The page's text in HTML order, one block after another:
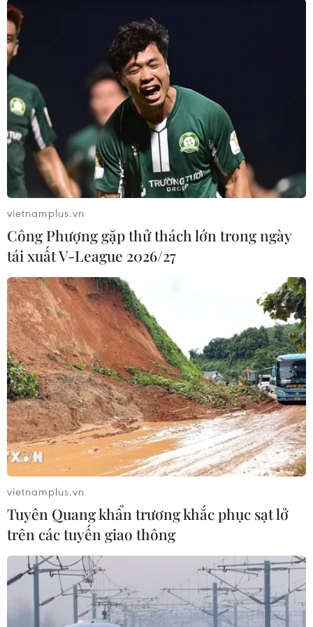
#thuế xuất khẩu dầu mỏ
#xuất khẩu dầu mỏ của Nga
#chiến dịch quân sự đặc biệt tại Ukraine
#giới hạn giá dầu của Nga
Nga
Theo dõi VietnamPlus
Nga trước lệnh trừng phạt kinh tế
EU gia hạn mức trần giá dầu Nga để tìm kiếm
thỏa thuận trừng phạt mới
EU đề xuất gói trừng phạt thứ 21 nhằm vào
Nga, mở rộng nhiều lĩnh vực mới
Mỹ gia hạn lệnh miễn trừng phạt các lô hàng
vietnamplus.vn
Công Phượng gặp thử thách lớn trong ngày
tái xuất V-League 2026/27
vietnamplus.vn
Tuyên Quang khẩn trương khắc phục sạt lở
trên các tuyến giao thông